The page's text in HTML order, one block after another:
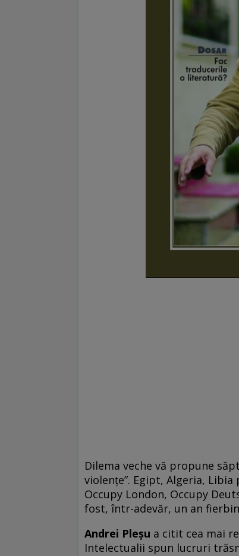
Dilema veche vă propune
violenţe”. Egipt, Algeria,
Occupy London, Occupy
fost, într-adevăr, un an
Andrei Pleşu a citit cea mai
Intelectualii spun lucruri